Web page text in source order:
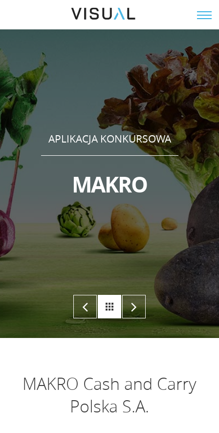
MAKRO
APLIKACJA KONKURSOWA
MAKRO Cash and Carry
Polska S.A.